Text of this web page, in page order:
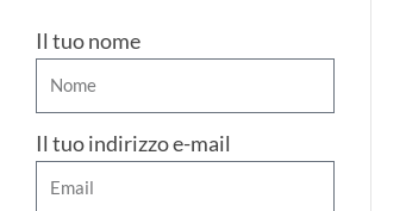
Il tuo nome
Il tuo indirizzo e-mail